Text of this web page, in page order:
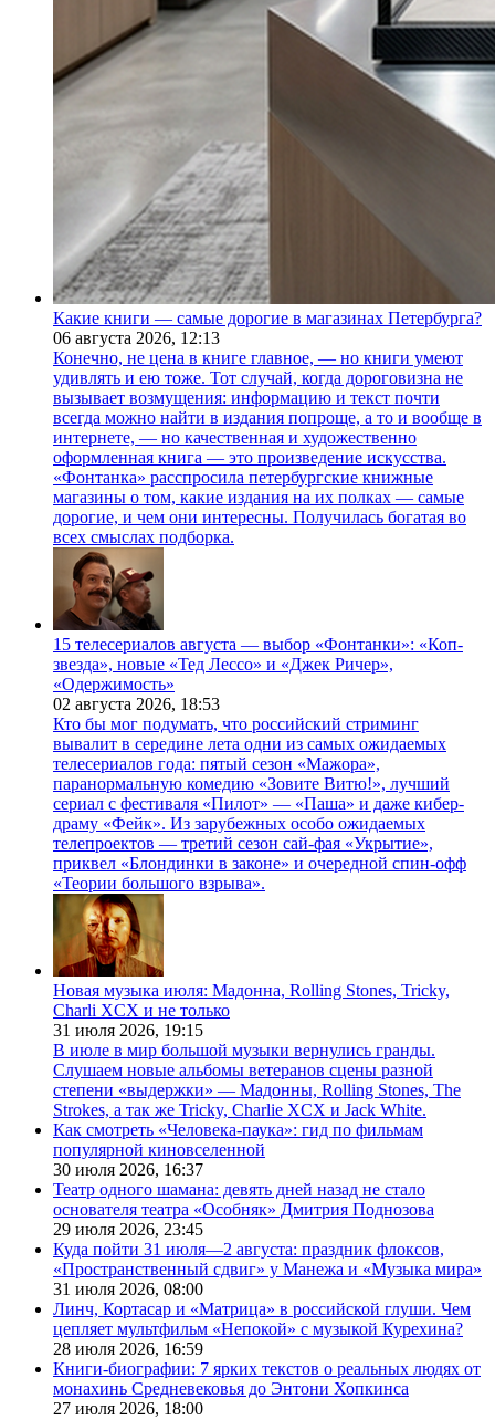
Какие книги — самые дорогие в магазинах Петербурга?
06 августа 2026, 12:13
Конечно, не цена в книге главное, — но книги умеют
удивлять и ею тоже. Тот случай, когда дороговизна не
вызывает возмущения: информацию и текст почти
всегда можно найти в издания попроще, а то и вообще в
интернете, — но качественная и художественно
оформленная книга — это произведение искусства.
«Фонтанка» расспросила петербургские книжные
магазины о том, какие издания на их полках — самые
дорогие, и чем они интересны. Получилась богатая во
всех смыслах подборка.
15 телесериалов августа — выбор «Фонтанки»: «Коп-
звезда», новые «Тед Лессо» и «Джек Ричер»,
«Одержимость»
02 августа 2026, 18:53
Кто бы мог подумать, что российский стриминг
вывалит в середине лета одни из самых ожидаемых
телесериалов года: пятый сезон «Мажора»,
паранормальную комедию «Зовите Витю!», лучший
сериал с фестиваля «Пилот» — «Паша» и даже кибер-
драму «Фейк». Из зарубежных особо ожидаемых
телепроектов — третий сезон сай-фая «Укрытие»,
приквел «Блондинки в законе» и очередной спин-офф
«Теории большого взрыва».
Новая музыка июля: Мадонна, Rolling Stones, Tricky,
Charli XCX и не только
31 июля 2026, 19:15
В июле в мир большой музыки вернулись гранды.
Слушаем новые альбомы ветеранов сцены разной
степени «выдержки» — Мадонны, Rolling Stones, The
Strokes, а так же Tricky, Charlie XCX и Jack White.
Как смотреть «Человека-паука»: гид по фильмам
популярной киновселенной
30 июля 2026, 16:37
Театр одного шамана: девять дней назад не стало
основателя театра «Особняк» Дмитрия Поднозова
29 июля 2026, 23:45
Куда пойти 31 июля—2 августа: праздник флоксов,
«Пространственный сдвиг» у Манежа и «Музыка мира»
31 июля 2026, 08:00
Линч, Кортасар и «Матрица» в российской глуши. Чем
цепляет мультфильм «Непокой» с музыкой Курехина?
28 июля 2026, 16:59
Книги-биографии: 7 ярких текстов о реальных людях от
монахинь Средневековья до Энтони Хопкинса
27 июля 2026, 18:00